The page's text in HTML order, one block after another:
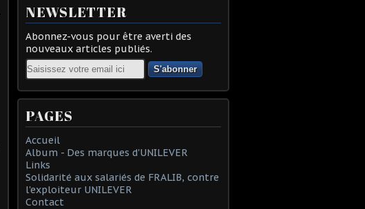
NEWSLETTER
Abonnez-vous pour être averti des
nouveaux articles publiés.
Email
PAGES
Accueil
Album - Des marques d'UNILEVER
Links
Solidarité aux salariés de FRALIB, contre
l'exploiteur UNILEVER
Contact